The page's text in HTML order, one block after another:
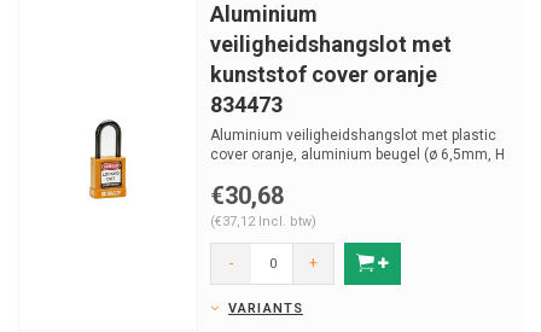
Aluminium
veiligheidshangslot met
kunststof cover oranje
834473
Aluminium veiligheidshangslot met plastic
cover oranje, aluminium beugel (ø 6,5mm, H
€30,68
(€37,12 Incl. btw)
- +
VARIANTS